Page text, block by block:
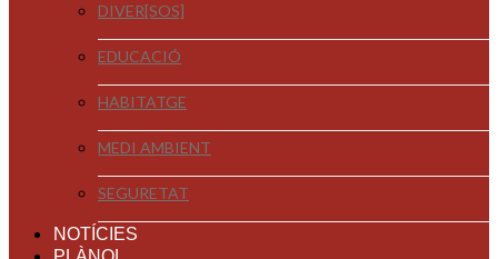
DIVER[SOS]
EDUCACIÓ
HABITATGE
MEDI AMBIENT
SEGURETAT
NOTÍCIES